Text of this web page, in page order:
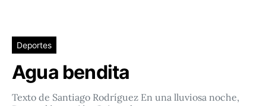
Deportes
Agua bendita
Texto de Santiago Rodríguez En una lluviosa noche,